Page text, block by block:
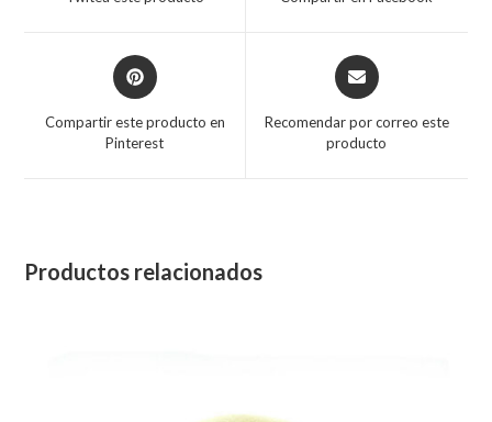
Opens
in
new
Compartir este producto en
Pinterest
Opens
in
new
Recomendar por correo este
producto
Productos relacionados